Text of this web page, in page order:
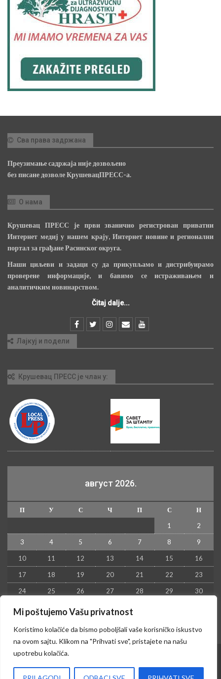
Mi poštujemo Vašu privatnost
Koristimo kolačiće da bismo poboljšali vaše korisničko iskustvo
na ovom sajtu. Klikom na "Prihvati sve", pristajete na našu
upotrebu kolačića.
Сва права задржана
Преузимање садржаја није дозвољено
без писане дозволе КрушевацПРЕСС-а.
О нама
Крушевац ПРЕСС је први званично регистрован приватни
Интернет медиј у нашем крају, Интернет новине и регионални
портал за грађане Расинског округа.
Наши циљеви и задаци су да прикупљамо и дистрибуирамо
проверене информације, и бавимо се истраживањем и
аналитичким новинарством.
Čitaj dalje...
Лајкуј и подели
Крушевац ПРЕСС је члан у:
август 2026.
П У С Ч П С
Н
1
2
3 4 5 6 7 8 9
10 11 12 13 14 15 16
17 18 19 20 21 22 23
24 25 26 27 28 29 30
31